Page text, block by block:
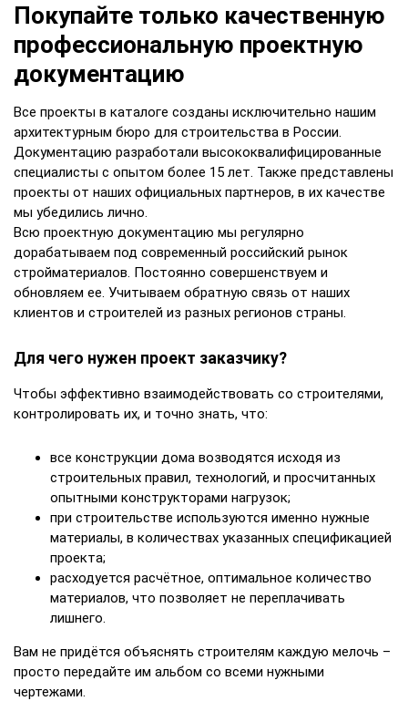
Покупайте только качественную
профессиональную проектную
документацию
Все проекты в каталоге созданы исключительно нашим
архитектурным бюро для строительства в России.
Документацию разработали высококвалифицированные
специалисты с опытом более 15 лет. Также представлены
проекты от наших официальных партнеров, в их качестве
мы убедились лично.
Всю проектную документацию мы регулярно
дорабатываем под современный российский рынок
стройматериалов. Постоянно совершенствуем и
обновляем ее. Учитываем обратную связь от наших
клиентов и строителей из разных регионов страны.
Для чего нужен проект заказчику?
Чтобы эффективно взаимодействовать со строителями,
контролировать их, и точно знать, что:
все конструкции дома возводятся исходя из
строительных правил, технологий, и просчитанных
опытными конструкторами нагрузок;
при строительстве используются именно нужные
материалы, в количествах указанных спецификацией
проекта;
расходуется расчётное, оптимальное количество
материалов, что позволяет не переплачивать
лишнего.
Вам не придётся объяснять строителям каждую мелочь –
просто передайте им альбом со всеми нужными
чертежами.